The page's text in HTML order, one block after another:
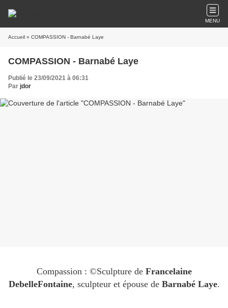
MENU
Accueil » COMPASSION - Barnabé Laye
COMPASSION - Barnabé Laye
Publié le 23/09/2021 à 06:31
Par jdor
Compassion : ©Sculpture de Francelaine
DebelleFontaine, sculpteur et épouse de Barnabé Laye.